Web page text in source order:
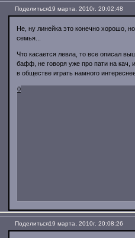
Поделиться19 марта, 2010г. 20:02:48
Не, ну линейка это конечно хорошо,
семья...
Что касается левла, то все описал
бафф, не говоря уже про пати на кач,
в обществе играть намного
0
Поделиться19 марта, 2010г. 20:08:26